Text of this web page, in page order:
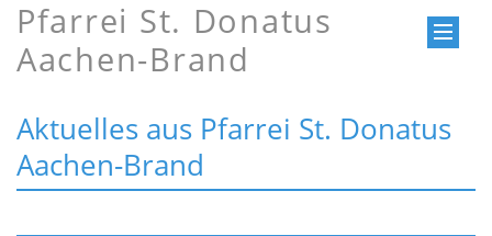
Pfarrei St. Donatus
Aachen-Brand
Aktuelles aus Pfarrei St. Donatus
Aachen-Brand